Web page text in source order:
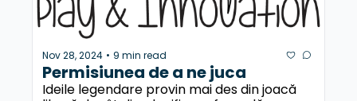
Nov 28, 2024 • 9 min read
Permisiunea de a ne juca
Ideile legendare provin mai des din joacă